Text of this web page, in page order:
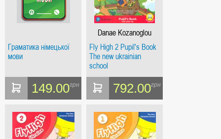
Граматика німецької
мови
149.00грн
Danae Kozanoglou
Fly High 2 Pupil's Book
The new ukrainian
school
792.00грн